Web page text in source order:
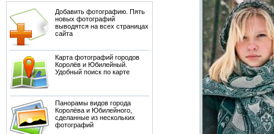
Добавить фотографию. Пять
новых фотографий
выводятся на всех страницах
сайта
Карта фотографий городов
Королёв и Юбилейный.
Удобный поиск по карте
Панорамы видов города
Королёва и Юбилейного,
сделанные из нескольких
фотографий